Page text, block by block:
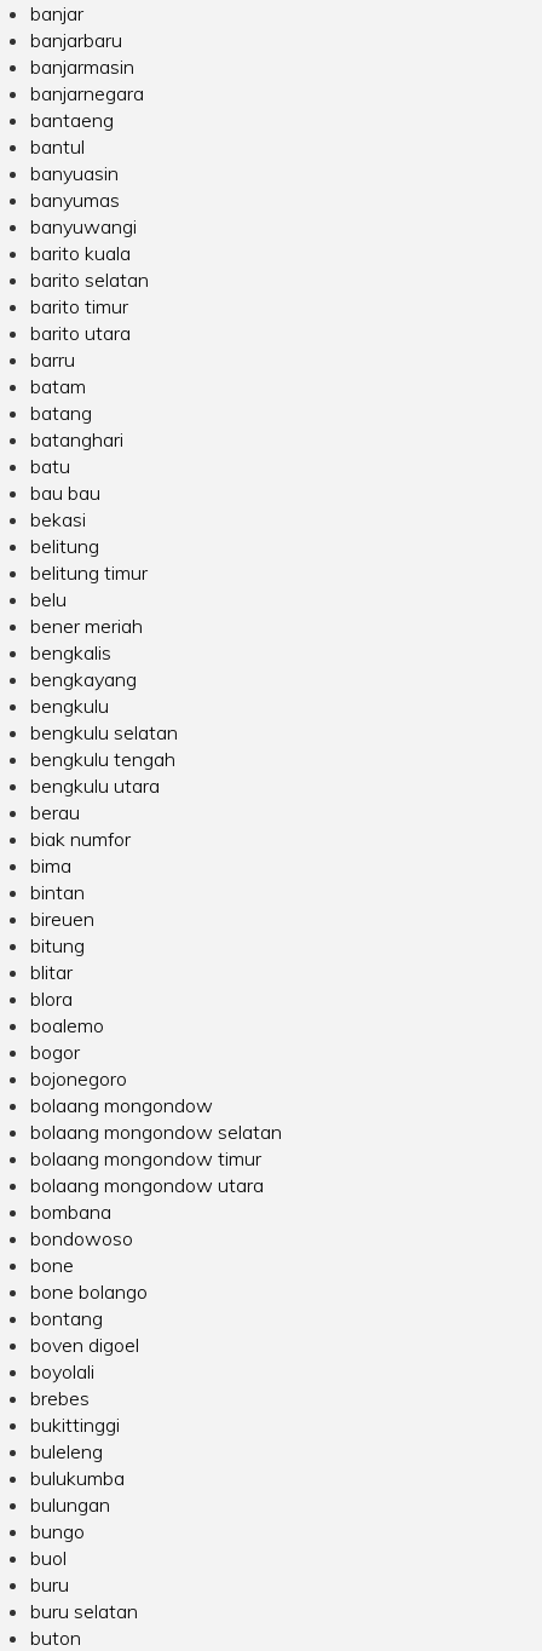
banjar
banjarbaru
banjarmasin
banjarnegara
bantaeng
bantul
banyuasin
banyumas
banyuwangi
barito kuala
barito selatan
barito timur
barito utara
barru
batam
batang
batanghari
batu
bau bau
bekasi
belitung
belitung timur
belu
bener meriah
bengkalis
bengkayang
bengkulu
bengkulu selatan
bengkulu tengah
bengkulu utara
berau
biak numfor
bima
bintan
bireuen
bitung
blitar
blora
boalemo
bogor
bojonegoro
bolaang mongondow
bolaang mongondow selatan
bolaang mongondow timur
bolaang mongondow utara
bombana
bondowoso
bone
bone bolango
bontang
boven digoel
boyolali
brebes
bukittinggi
buleleng
bulukumba
bulungan
bungo
buol
buru
buru selatan
buton